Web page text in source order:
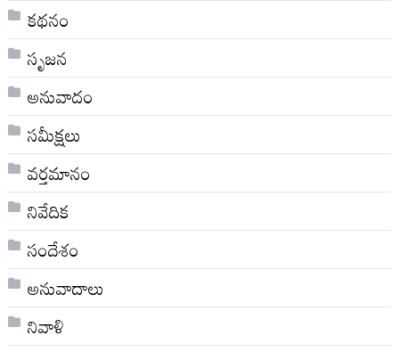
కథనం
సృజన
అనువాదం
సమీక్షలు
వర్తమానం
నివేదిక
సందేశం
అనువాదాలు
నివాళి